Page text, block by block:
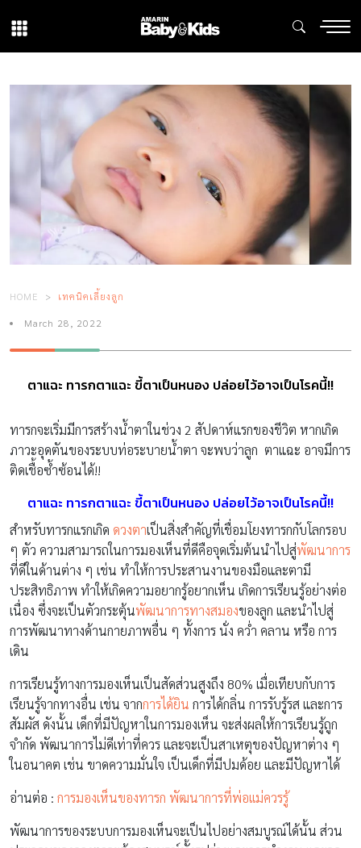
HOME เทคนิคเลี้ยงลูก
March 28, 2022
ตาแฉะ ทารกตาแฉะ ขี้ตาเป็นหนอง ปล่อยไว้อาจเป็นโรคนี้!!
ทารกจะเริ่มมีการสร้างน้ำตาในช่วง 2 สัปดาห์แรกของชีวิต หากเกิด
ภาวะอุดตันของระบบท่อระบายน้ำตา จะพบว่าลูก ตาแฉะ อาจมีการ
ติดเชื้อซ้ำซ้อนได้!!
ตาแฉะ ทารกตาแฉะ ขี้ตาเป็นหนอง ปล่อยไว้อาจเป็นโรคนี้!!
สำหรับทารกแรกเกิด ดวงตาเป็นสิ่งสำคัญที่เชื่อมโยงทารกกับโลกรอบ
ๆ ตัว ความสามารถในการมองเห็นที่ดีคือจุดเริ่มต้นนำไปสู่พัฒนาการ
ที่ดีในด้านต่าง ๆ เช่น ทำให้การประสานงานของมือและตามี
ประสิทธิภาพ ทำให้เกิดความอยากรู้อยากเห็น เกิดการเรียนรู้อย่างต่อ
เนื่อง ซึ่งจะเป็นตัวกระตุ้นพัฒนาการทางสมองของลูก และนำไปสู่
การพัฒนาทางด้านกายภาพอื่น ๆ ทั้งการ นั่ง คว่ำ คลาน หรือ การ
เดิน
การเรียนรู้ทางการมองเห็นเป็นสัดส่วนสูงถึง 80% เมื่อเทียบกับการ
เรียนรู้จากทางอื่น เช่น จากการได้ยิน การได้กลิ่น การรับรู้รส และการ
สัมผัส ดังนั้น เด็กที่มีปัญหาในการมองเห็น จะส่งผลให้การเรียนรู้ถูก
จำกัด พัฒนาการไม่ดีเท่าที่ควร และจะเป็นสาเหตุของปัญหาต่าง ๆ
ในอนาคต เช่น ขาดความมั่นใจ เป็นเด็กที่มีปมด้อย และมีปัญหาได้
อ่านต่อ : การมองเห็นของทารก พัฒนาการที่พ่อเเม่ควรรู้
พัฒนาการของระบบการมองเห็นจะเป็นไปอย่างสมบูรณ์ได้นั้น ส่วน